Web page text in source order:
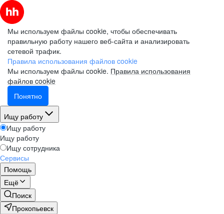
Мы используем файлы cookie, чтобы обеспечивать
правильную работу нашего веб-сайта и анализировать
сетевой трафик.
Правила использования файлов cookie
Мы используем файлы cookie. Правила использования
файлов cookie
Понятно
Ищу работу
Ищу работу
Ищу работу
Ищу сотрудника
Сервисы
Помощь
Ещё
Поиск
Прокопьевск